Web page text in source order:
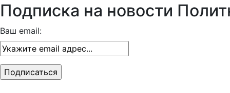
Подписка на новости
Ваш email: